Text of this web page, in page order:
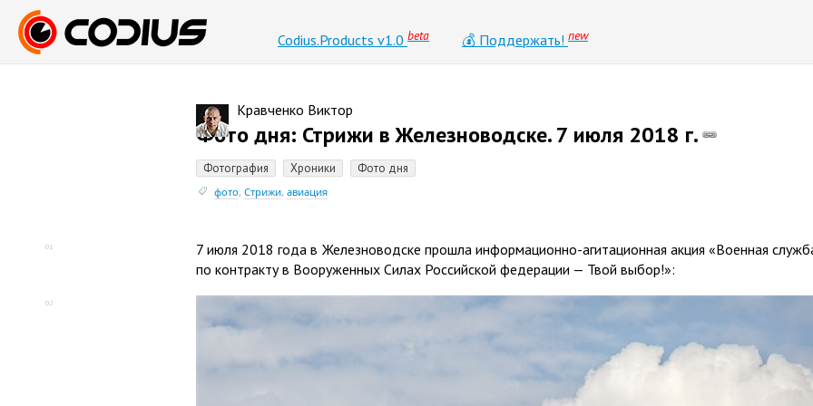
Codius.Products v1.0 beta 💰 Поддержать! new
Кравченко Виктор
Фото дня: Стрижи в Железноводске. 7 июля 2018 г.
Фотография Хроники Фото дня
фото, Стрижи, авиация
01 7 июля 2018 года в Железноводске прошла информационно-агитационная акция «Военная
по контракту в Вооруженных Силах Российской федерации — Твой выбор!»:
02